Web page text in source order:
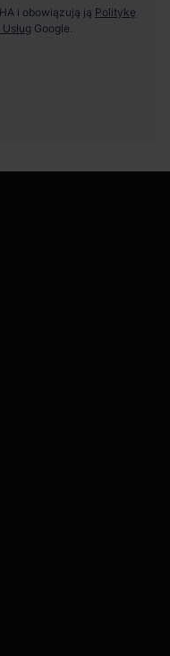
i obowiązują ją Politykę
Google.